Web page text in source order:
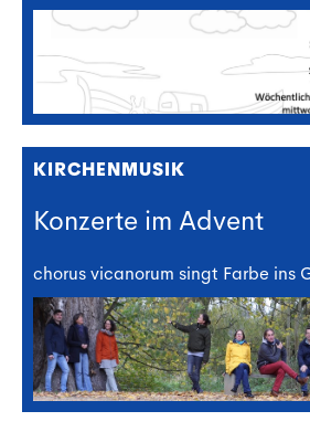
KIRCHENMUSIK
Konzerte im Advent
chorus vicanorum singt Farbe ins